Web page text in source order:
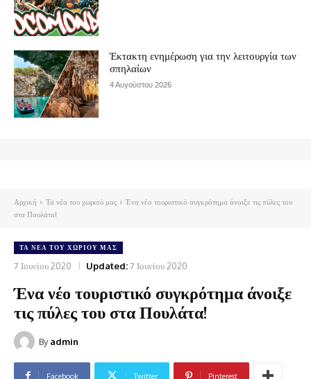
Έκτακτη ενημέρωση για την λειτουργία των
σπηλαίων
4 Αυγούστου 2026